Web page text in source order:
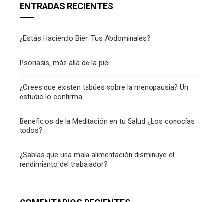
ENTRADAS RECIENTES
¿Estás Haciendo Bien Tus Abdominales?
Psoriasis, más allá de la piel
¿Crees que existen tabúes sobre la menopausia? Un
estudio lo confirma.
Beneficios de la Meditación en tu Salud ¿Los conocías
todos?
¿Sabías que una mala alimentación disminuye el
rendimiento del trabajador?